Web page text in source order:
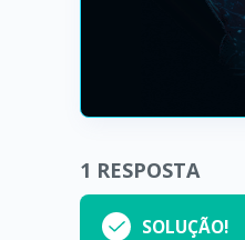
1 RESPOSTA
SOLUÇÃO!